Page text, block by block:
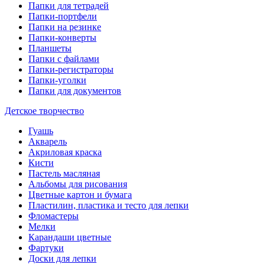
Папки для тетрадей
Папки-портфели
Папки на резинке
Папки-конверты
Планшеты
Папки с файлами
Папки-регистраторы
Папки-уголки
Папки для документов
Детское творчество
Гуашь
Акварель
Акриловая краска
Кисти
Пастель масляная
Альбомы для рисования
Цветные картон и бумага
Пластилин, пластика и тесто для лепки
Фломастеры
Мелки
Карандаши цветные
Фартуки
Доски для лепки